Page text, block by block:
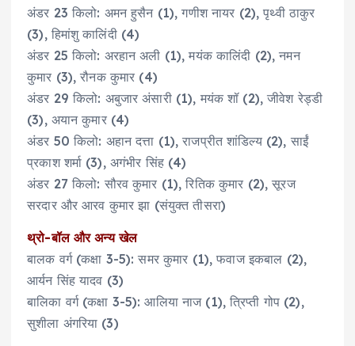
अंडर 23 किलो: अमन हुसैन (1), गणीश नायर (2), पृथ्वी ठाकुर
(3), हिमांशु कालिंदी (4)
अंडर 25 किलो: अरहान अली (1), मयंक कालिंदी (2), नमन
कुमार (3), रौनक कुमार (4)
अंडर 29 किलो: अबुजार अंसारी (1), मयंक शॉ (2), जीवेश रेड्डी
(3), अयान कुमार (4)
अंडर 50 किलो: अहान दत्ता (1), राजप्रीत शांडिल्य (2), साईं
प्रकाश शर्मा (3), अगंभीर सिंह (4)
अंडर 27 किलो: सौरव कुमार (1), रितिक कुमार (2), सूरज
सरदार और आरव कुमार झा (संयुक्त तीसरा)
थ्रो-बॉल और अन्य खेल
बालक वर्ग (कक्षा 3-5): समर कुमार (1), फवाज इकबाल (2),
आर्यन सिंह यादव (3)
बालिका वर्ग (कक्षा 3-5): आलिया नाज (1), त्रिप्ती गोप (2),
सुशीला अंगरिया (3)